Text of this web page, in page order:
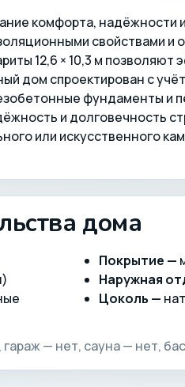
комфорта, надёжности
свойствами и
12,6 × 10,3 м
дом спроектирован с
фундаменты и
и долговечность
или искусственного
дома
Покрытие —
Наружная
Цоколь —
— нет, сауна — нет,